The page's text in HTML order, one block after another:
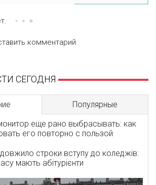
комментарий.
СЕГОДНЯ
Популярные
еще рано выбрасывать: как
его повторно с пользой
строки вступу до коледжів:
мають абітурієнти